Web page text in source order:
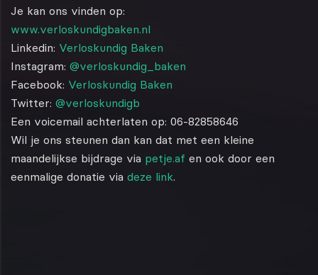
Je kan ons vinden op:
www.verloskundigbaken.nl
Linkedin: Verloskundig Baken
Instagram: @verloskundig_baken
Facebook: Verloskundig Baken
Twitter: @verloskundigb
Een voicemail achterlaten op: 06-82858646
Wil je ons steunen dan kan dat met een kleine
maandelijkse bijdrage via petje.af en ook door een
eenmalige donatie via deze link.